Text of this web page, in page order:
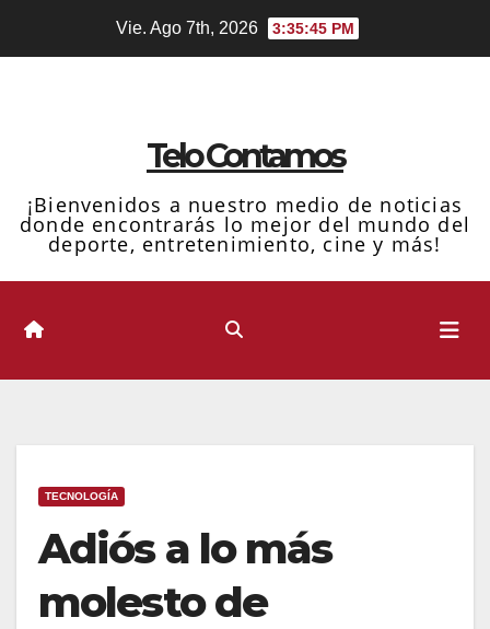
Vie. Ago 7th, 2026 3:35:46 PM
Telo Contamos
¡Bienvenidos a nuestro medio de noticias
donde encontrarás lo mejor del mundo del
deporte, entretenimiento, cine y más!
TECNOLOGÍA
Adiós a lo más
molesto de